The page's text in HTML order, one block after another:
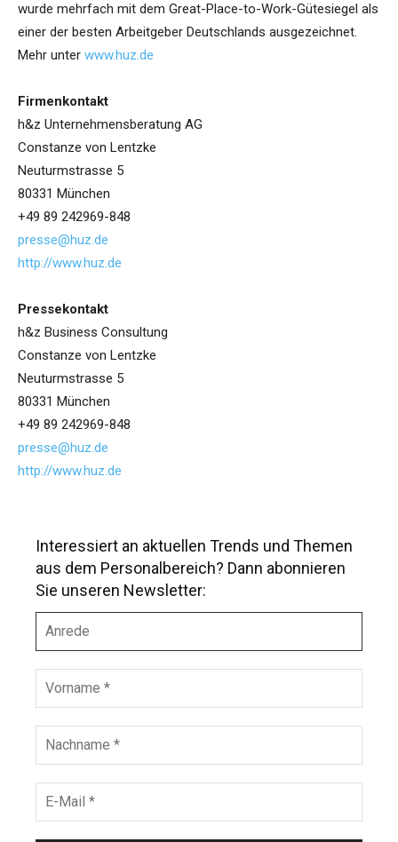
wurde mehrfach mit dem Great-Place-to-Work-Gütesiegel als
einer der besten Arbeitgeber Deutschlands ausgezeichnet.
Mehr unter www.huz.de
Firmenkontakt
h&z Unternehmensberatung AG
Constanze von Lentzke
Neuturmstrasse 5
80331 München
+49 89 242969-848
presse@huz.de
http://www.huz.de
Pressekontakt
h&z Business Consultung
Constanze von Lentzke
Neuturmstrasse 5
80331 München
+49 89 242969-848
presse@huz.de
http://www.huz.de
Interessiert an aktuellen Trends und Themen
aus dem Personalbereich? Dann abonnieren
Sie unseren Newsletter:
r
e
e
r
n
m
c
h
a
M